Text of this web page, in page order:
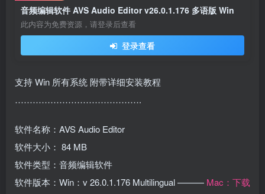
音频编辑软件 AVS Audio Editor v26.0.1.176 多语版 Win
此内容为免费资源，请登录后查看
登录查看
支持 Win 所有系统 附带详细安装教程
…………………………………….
软件名称：AVS Audio Editor
软件大小： 84 MB
软件类型：音频编辑软件
软件版本：Win：v 26.0.1.176 Multilingual ——— Mac：下载